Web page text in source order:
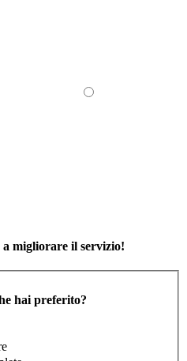
migliorare il servizio!
hai preferito?